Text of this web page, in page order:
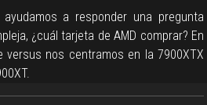
ayudamos a responder una pregunta
¿cuál tarjeta de AMD comprar? En
versus nos centramos en la 7900XTX